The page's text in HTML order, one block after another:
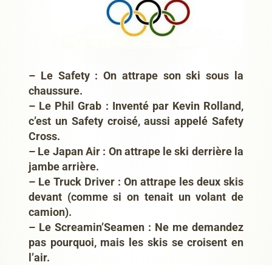
– Le Safety : On attrape son ski sous la
chaussure.
– Le Phil Grab : Inventé par Kevin Rolland,
c’est un Safety croisé, aussi appelé Safety
Cross.
– Le Japan Air : On attrape le ski derrière la
jambe arrière.
– Le Truck Driver : On attrape les deux skis
devant (comme si on tenait un volant de
camion).
– Le Screamin’Seamen : Ne me demandez
pas pourquoi, mais les skis se croisent en
l’air.